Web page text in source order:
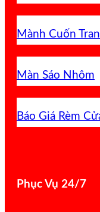
Mành Cuốn
Màn Sáo Nhôm
Báo Giá Rèm
Phục Vụ 24/7